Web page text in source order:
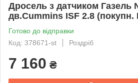
Дросель з датчиком Газель
дв.Cummins ISF 2.8 (покупн.
Готово до відправки
Код: 378671-st
Роздріб
7 160 ₴